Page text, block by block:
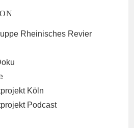
Rheinisches Revier
Köln
Podcast